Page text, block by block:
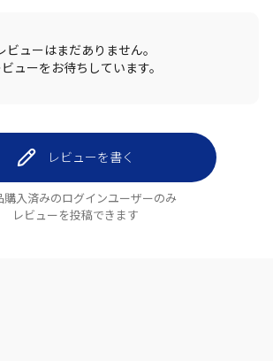
ビューはまだありません。
ビューをお待ちしています。
レビューを書く
購入済みのログインユーザーのみ
レビューを投稿できます